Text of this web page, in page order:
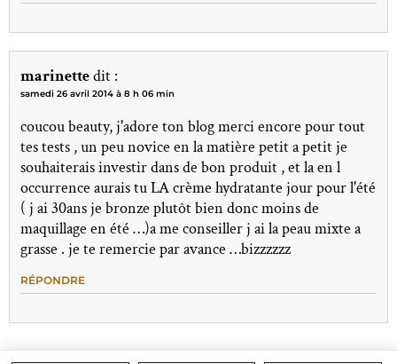
marinettedit :
samedi 26 avril 2014 à 8 h 06 min
coucou beauty, j'adore ton blog merci encore pour tout
tes tests , un peu novice en la matière petit a petit je
souhaiterais investir dans de bon produit , et la en l
occurrence aurais tu LA crème hydratante jour pour l'été
( j ai 30ans je bronze plutôt bien donc moins de
maquillage en été …)a me conseiller j ai la peau mixte a
grasse . je te remercie par avance …bizzzzzz
RÉPONDRE